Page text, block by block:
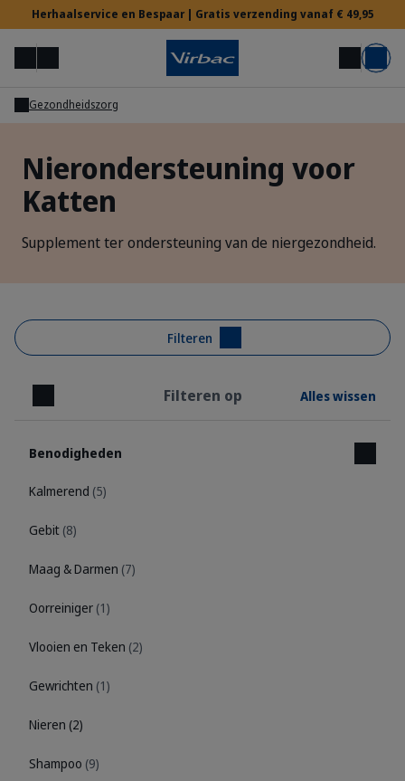
Herhaalservice en Bespaar | Gratis verzending vanaf € 49,95
MenuZoek op Mijn account Mand
Gezondheidszorg
Nierondersteuning voor
Katten
Supplement ter ondersteuning van de niergezondheid.
Filteren
Sluiten Filteren op Alles wissen
Benodigheden
Kalmerend (5)
Gebit (8)
Maag & Darmen (7)
Oorreiniger (1)
Vlooien en Teken (2)
Gewrichten (1)
Nieren (2)
Shampoo (9)